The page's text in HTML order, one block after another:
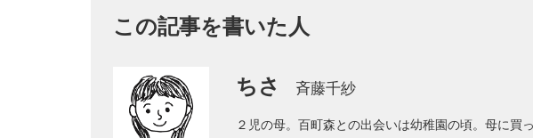
この記事を書いた人
ちさ 斉藤千紗
２児の母。百町森との出会いは幼稚園の頃。母に買